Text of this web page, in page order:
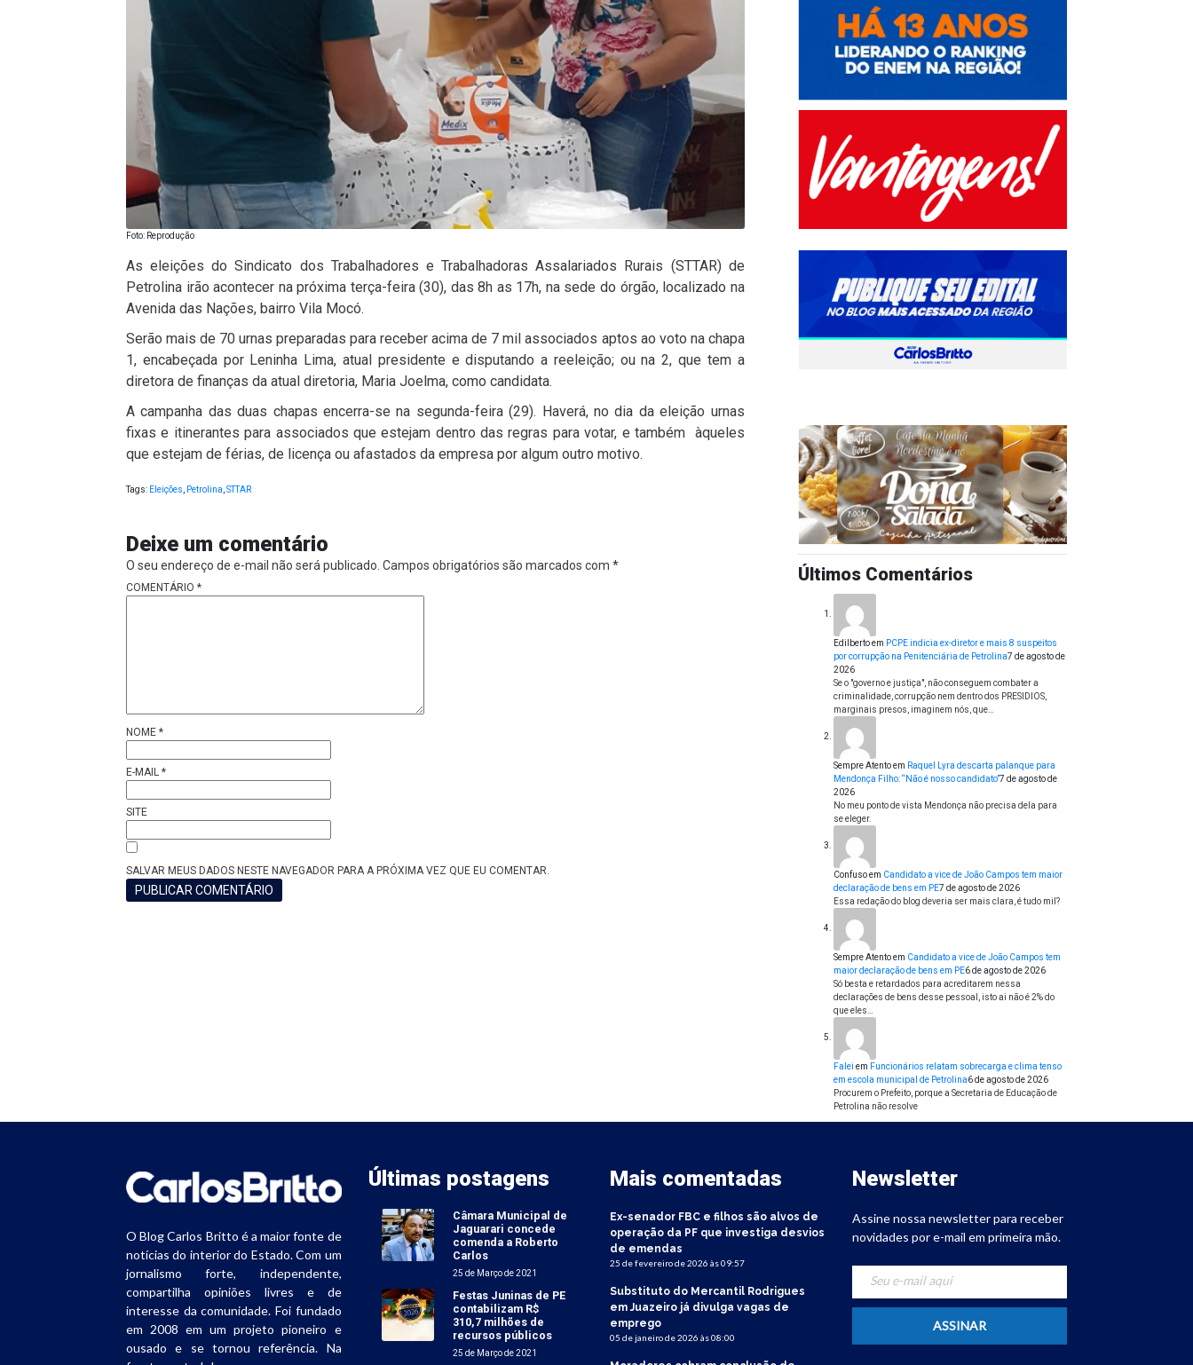
Foto: Reprodução
As eleições do Sindicato dos Trabalhadores e Trabalhadoras Assalariados Rurais (STTAR) de
Petrolina irão acontecer na próxima terça-feira (30), das 8h as 17h, na sede do órgão, localizado na
Avenida das Nações, bairro Vila Mocó.
Serão mais de 70 urnas preparadas para receber acima de 7 mil associados aptos ao voto na chapa
1, encabeçada por Leninha Lima, atual presidente e disputando a reeleição; ou na 2, que tem a
diretora de finanças da atual diretoria, Maria Joelma, como candidata.
A campanha das duas chapas encerra-se na segunda-feira (29). Haverá, no dia da eleição urnas
fixas e itinerantes para associados que estejam dentro das regras para votar, e também àqueles
que estejam de férias, de licença ou afastados da empresa por algum outro motivo.
Tags: Eleições Petrolina STTAR
Deixe um comentário
O seu endereço de e-mail não será publicado. Campos obrigatórios são marcados com *
COMENTÁRIO *
NOME *
E-MAIL *
SITE
SALVAR MEUS DADOS NESTE NAVEGADOR PARA A PRÓXIMA VEZ QUE EU COMENTAR.
Últimos Comentários
Edilbertoem PCPE indicia ex-diretor e mais 8 suspeitos
por corrupção na Penitenciária de Petrolina7 de agosto de
2026
Se o "governo e justiça", não conseguem combater a
criminalidade, corrupção nem dentro dos PRESIDIOS,
marginais presos, imaginem nós, que…
Sempre Atentoem Raquel Lyra descarta palanque para
Mendonça Filho: “Não é nosso candidato”7 de agosto de
2026
No meu ponto de vista Mendonça não precisa dela para
se eleger.
Confusoem Candidato a vice de João Campos tem maior
declaração de bens em PE7 de agosto de 2026
Essa redação do blog deveria ser mais clara, é tudo mil?
Sempre Atentoem Candidato a vice de João Campos tem
maior declaração de bens em PE6 de agosto de 2026
Só besta e retardados para acreditarem nessa
declarações de bens desse pessoal, isto ai não é 2% do
que eles…
Falei em Funcionários relatam sobrecarga e clima tenso
em escola municipal de Petrolina6 de agosto de 2026
Procurem o Prefeito, porque a Secretaria de Educação de
Petrolina não resolve
O Blog Carlos Britto é a maior fonte de
notícias do interior do Estado. Com um
jornalismo forte, independente,
compartilha opiniões livres e de
interesse da comunidade. Foi fundado
em 2008 em um projeto pioneiro e
ousado e se tornou referência. Na
Últimas postagens
Câmara Municipal de
Jaguarari concede
comenda a Roberto
Carlos
25 de Março de 2021
Festas Juninas de PE
contabilizam R$
310,7 milhões de
recursos públicos
25 de Março de 2021
Mais comentadas
Ex-senador FBC e filhos são alvos de
operação da PF que investiga desvios
de emendas
25 de fevereiro de 2026 às 09:57
Substituto do Mercantil Rodrigues
em Juazeiro já divulga vagas de
emprego
05 de janeiro de 2026 às 08:00
Newsletter
Assine nossa newsletter para receber
novidades por e-mail em primeira mão.